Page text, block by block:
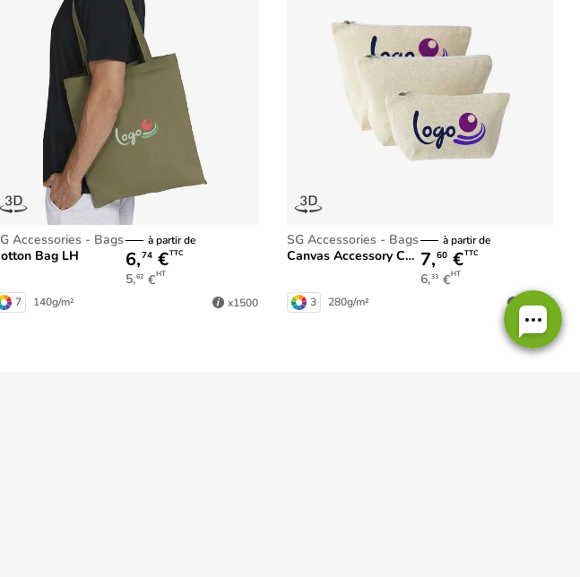
SG Accessories - Bags
Cotton Bag LH
à partir de
5,62 €HT
6,74 €TTC
7 140g/m² x1500
SG Accessories - Bags
Canvas Accessory Case
à partir de
6,33 €HT
7,60 €TTC
3 280g/m² x1000